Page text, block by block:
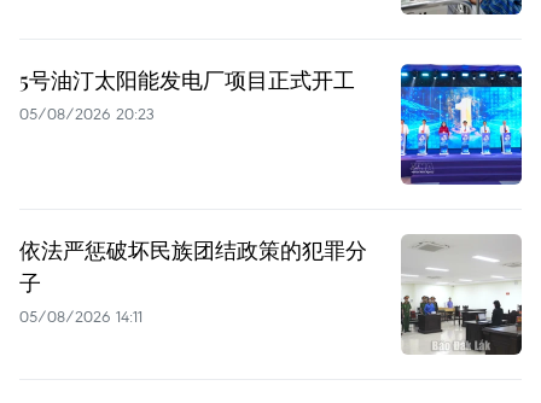
5号油汀太阳能发电厂项目正式开工
05/08/2026 20:23
依法严惩破坏民族团结政策的犯罪分
子
05/08/2026 14:11